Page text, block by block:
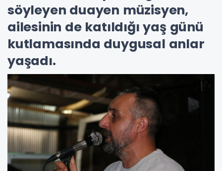
söyleyen duayen müzisyen,
ailesinin de katıldığı yaş günü
kutlamasında duygusal anlar
yaşadı.